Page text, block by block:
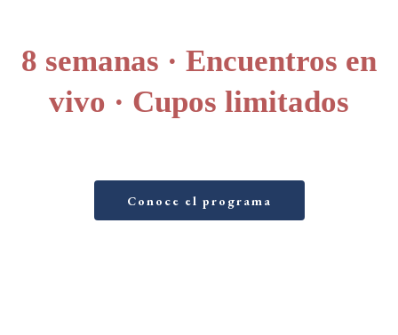
8 semanas · Encuentros en
vivo · Cupos limitados
Conoce el programa